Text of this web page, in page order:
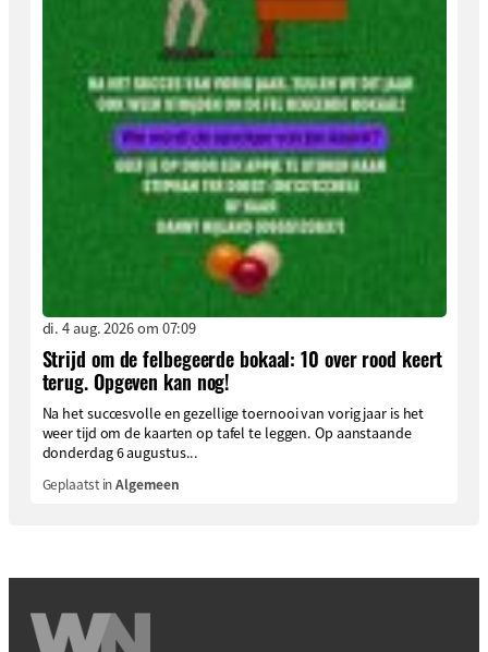
di. 4 aug. 2026 om 07:09
Strijd om de felbegeerde bokaal: 10 over rood keert
terug. Opgeven kan nog!
Na het succesvolle en gezellige toernooi van vorig jaar is het
weer tijd om de kaarten op tafel te leggen. Op aanstaande
donderdag 6 augustus...
Geplaatst inAlgemeen